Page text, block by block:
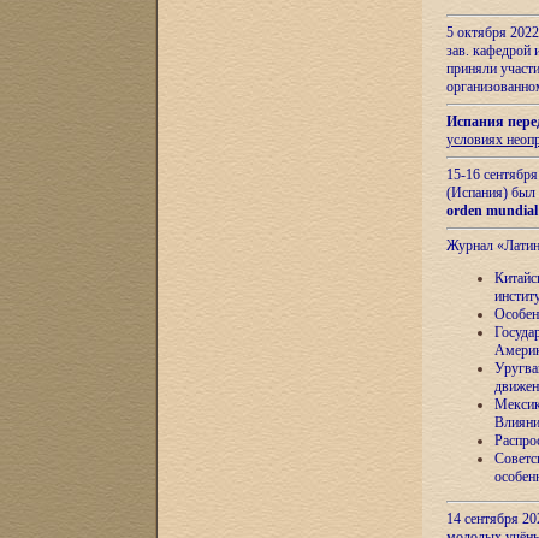
5 октября
зав.
приняли
Испания
условиях
15-16
(Испания) был
orden
Журнал
14 сентября